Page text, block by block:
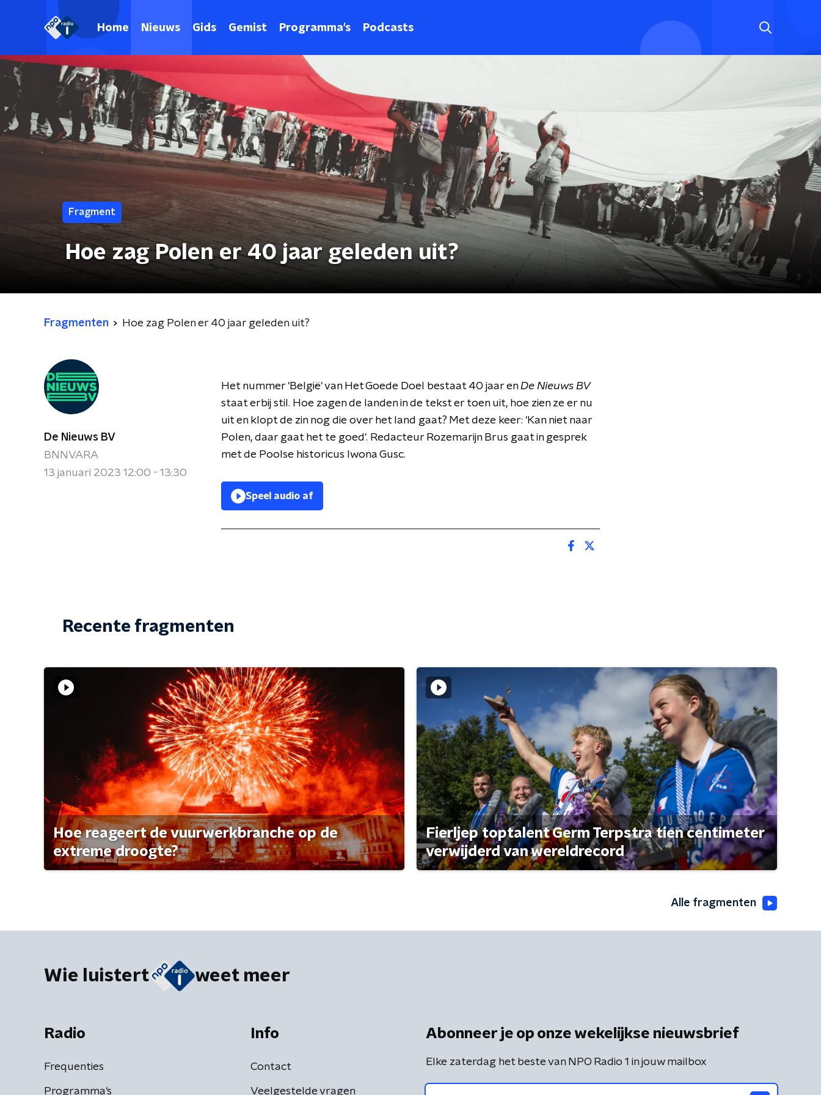
Home Nieuws Gids Gemist Programma's Podcasts
Fragment
Hoe zag Polen er 40 jaar geleden uit?
Fragmenten Hoe zag Polen er 40 jaar geleden uit?
De Nieuws BV
BNNVARA
13 januari 2023 12:00 - 13:30
Het nummer 'België' van Het Goede Doel bestaat 40 jaar enDe Nieuws BV
staat erbij stil. Hoe zagen de landen in de tekst er toen uit, hoe zien ze er nu
uit en klopt de zin nog die over het land gaat? Met deze keer: 'Kan niet naar
Polen, daar gaat het te goed'. Redacteur Rozemarijn Brus gaat in gesprek
met de Poolse historicus Iwona Gusc.
Speel audio af
Recente fragmenten
Hoe reageert de vuurwerkbranche op de
extreme droogte?
Fierljep toptalent Germ Terpstra tien centimeter
verwijderd van wereldrecord
Alle fragmenten
Wie luistert weet meer
Radio
Frequenties
Programma's
Info
Contact
Veelgestelde vragen
Abonneer je op onze wekelijkse nieuwsbrief
Elke zaterdag het beste van NPO Radio 1 in jouw mailbox